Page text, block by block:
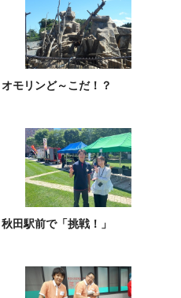
オモリンど～こだ！？
秋田駅前で「挑戦！」